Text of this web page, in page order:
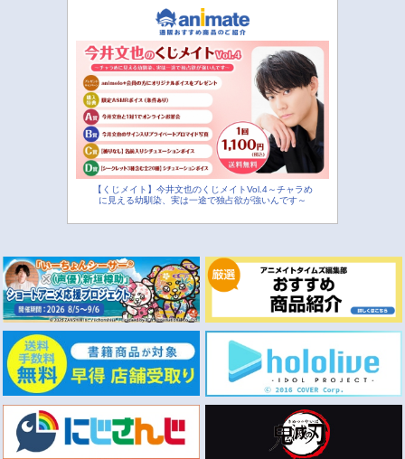
【くじメイト】今井文也のくじメイトVol.4～チャラめ
に見える幼馴染、実は一途で独占欲が強いんです～